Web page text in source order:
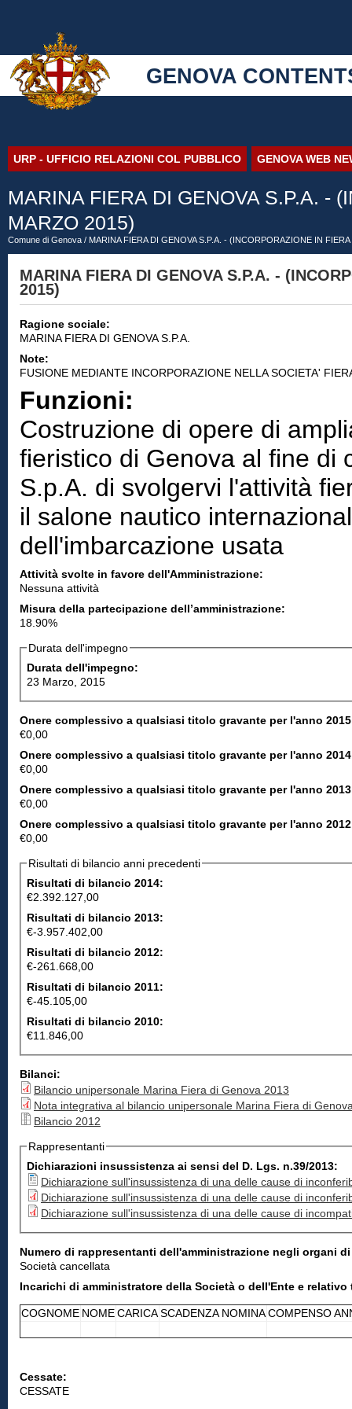
GENOVA
URP - UFFICIO RELAZIONI COL PUBBLICO GENOVA WEB
MARINA FIERA DI GENOVA S.P.A. -
MARZO 2015)
Comune di Genova / MARINA FIERA DI GENOVA S.P.A. - (INCORPORAZIONE IN
MARINA FIERA DI GENOVA S.P.A. -
2015)
Ragione sociale:
MARINA FIERA DI GENOVA S.P.A.
Note:
FUSIONE MEDIANTE INCORPORAZIONE NELLA SOCIETA'
Funzioni:
Costruzione di opere di
fieristico di Genova al fine di
S.p.A. di svolgervi l'attività
il salone nautico
dell'imbarcazione usata
Attività svolte in favore dell'Amministrazione:
Nessuna attività
Misura della partecipazione dell’amministrazione:
18.90%
Durata dell'impegno
Durata dell'impegno:
23 Marzo, 2015
Onere complessivo a qualsiasi titolo gravante per l'anno
€0,00
Onere complessivo a qualsiasi titolo gravante per l'anno
€0,00
Onere complessivo a qualsiasi titolo gravante per l'anno
€0,00
Onere complessivo a qualsiasi titolo gravante per l'anno
€0,00
Risultati di bilancio anni precedenti
Risultati di bilancio 2014:
€2.392.127,00
Risultati di bilancio 2013:
€-3.957.402,00
Risultati di bilancio 2012:
€-261.668,00
Risultati di bilancio 2011:
€-45.105,00
Risultati di bilancio 2010:
€11.846,00
Bilanci:
Bilancio unipersonale Marina Fiera di Genova 2013
Nota integrativa al bilancio unipersonale Marina Fiera di
Bilancio 2012
Rappresentanti
Dichiarazioni insussistenza ai sensi del D. Lgs. n.39/2013:
Dichiarazione sull'insussistenza di una delle cause di
Dichiarazione sull'insussistenza di una delle cause di
Dichiarazione sull'insussistenza di una delle cause di
Numero di rappresentanti dell'amministrazione negli organi
Società cancellata
Incarichi di amministratore della Società o dell'Ente e
COGNOME NOMECARICASCADENZA NOMINACOMPENSO
Cessate:
CESSATE